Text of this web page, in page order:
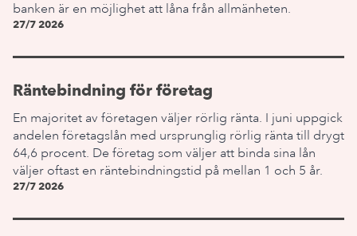
banken är en möjlighet att låna från allmänheten.
27/7 2026
Räntebindning för företag
En majoritet av företagen väljer rörlig ränta. I juni uppgick
andelen företagslån med ursprunglig rörlig ränta till drygt
64,6 procent. De företag som väljer att binda sina lån
väljer oftast en räntebindningstid på mellan 1 och 5 år.
27/7 2026